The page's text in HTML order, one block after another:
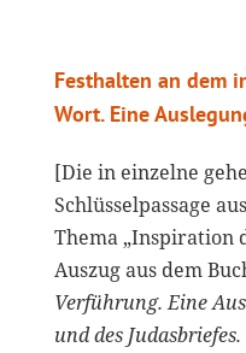
Festhalten an dem
Wort. Eine
[Die in einzelne
Schlüsselpassage
Thema „Inspiration
Auszug aus dem
Verführung. Eine
und des Judasbriefes.